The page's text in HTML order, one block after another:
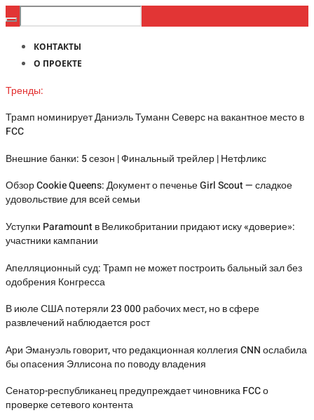
КОНТАКТЫ
О ПРОЕКТЕ
Тренды:
Трамп номинирует Даниэль Туманн Северс на вакантное место в
FCC
Внешние банки: 5 сезон | Финальный трейлер | Нетфликс
Обзор Cookie Queens: Документ о печенье Girl Scout — сладкое
удовольствие для всей семьи
Уступки Paramount в Великобритании придают иску «доверие»:
участники кампании
Апелляционный суд: Трамп не может построить бальный зал без
одобрения Конгресса
В июле США потеряли 23 000 рабочих мест, но в сфере
развлечений наблюдается рост
Ари Эмануэль говорит, что редакционная коллегия CNN ослабила
бы опасения Эллисона по поводу владения
Сенатор-республиканец предупреждает чиновника FCC о
проверке сетевого контента